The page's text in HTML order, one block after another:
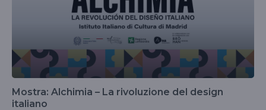
Mostra: Alchimia – La rivoluzione del design
italiano